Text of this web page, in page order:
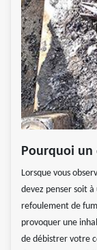
Pourquoi un
Lorsque vous
devez penser soit
refoulement de
provoquer une
de débistrer votre